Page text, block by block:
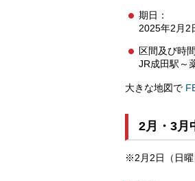
期日：
2025年2月2
区間及び時間
JR成田駅～
大きな地図で
2月・3月
※2月2日（日曜